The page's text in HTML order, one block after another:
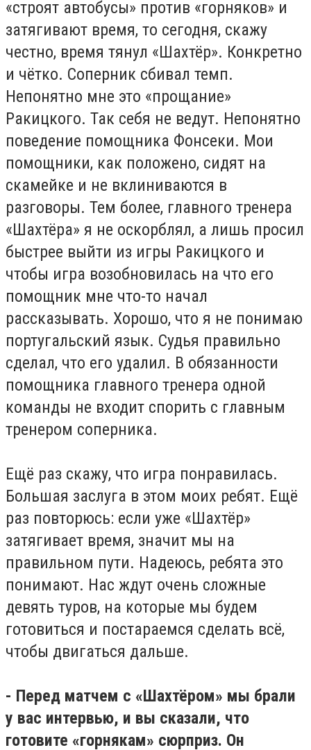
«строят автобусы» против «горняков» и
затягивают время, то сегодня, скажу
честно, время тянул «Шахтёр». Конкретно
и чётко. Соперник сбивал темп.
Непонятно мне это «прощание»
Ракицкого. Так себя не ведут. Непонятно
поведение помощника Фонсеки. Мои
помощники, как положено, сидят на
скамейке и не вклиниваются в
разговоры. Тем более, главного тренера
«Шахтёра» я не оскорблял, а лишь просил
быстрее выйти из игры Ракицкого и
чтобы игра возобновилась на что его
помощник мне что-то начал
рассказывать. Хорошо, что я не понимаю
португальский язык. Судья правильно
сделал, что его удалил. В обязанности
помощника главного тренера одной
команды не входит спорить с главным
тренером соперника.
Ещё раз скажу, что игра понравилась.
Большая заслуга в этом моих ребят. Ещё
раз повторюсь: если уже «Шахтёр»
затягивает время, значит мы на
правильном пути. Надеюсь, ребята это
понимают. Нас ждут очень сложные
девять туров, на которые мы будем
готовиться и постараемся сделать всё,
чтобы двигаться дальше.
- Перед матчем с «Шахтёром» мы брали
у вас интервью, и вы сказали, что
готовите «горнякам» сюрприз. Он